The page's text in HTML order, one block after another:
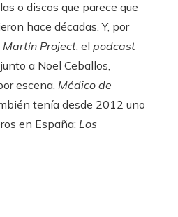
o discos que parece que
hace décadas. Y, por
Martín Project , el podcast
a Noel Ceballos,
escena, Médico de
tenía desde 2012 uno
en España: Los